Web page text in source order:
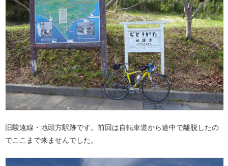
旧駿遠線・地頭方駅跡です。前回は自転車道から途中で離脱したの
でここまで来ませんでした。